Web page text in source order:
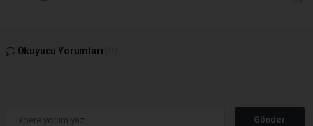
Okuyucu Yorumları
Gönder